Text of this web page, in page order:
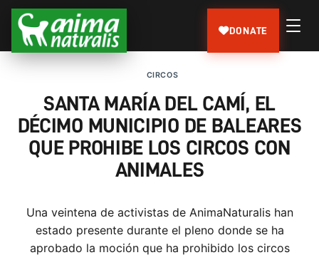
DONATE
CIRCOS
SANTA MARÍA DEL CAMÍ, EL
DÉCIMO MUNICIPIO DE BALEARES
QUE PROHIBE LOS CIRCOS CON
ANIMALES
Una veintena de activistas de AnimaNaturalis han
estado presente durante el pleno donde se ha
aprobado la moción que ha prohibido los circos